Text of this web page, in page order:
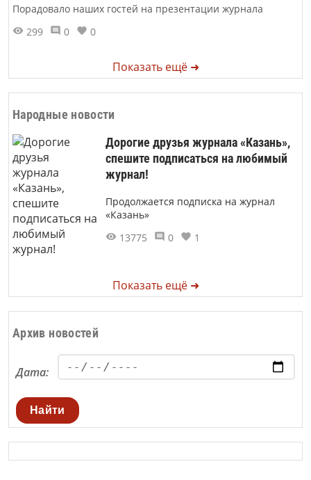
Порадовало наших гостей на презентации журнала
299
0 0
Показать ещё ➜
Народные новости
Дорогие друзья журнала «Казань»,
спешите подписаться на любимый
журнал!
Продолжается подписка на журнал
«Казань»
13775
0 1
Показать ещё ➜
Архив новостей
Дата:
Найти